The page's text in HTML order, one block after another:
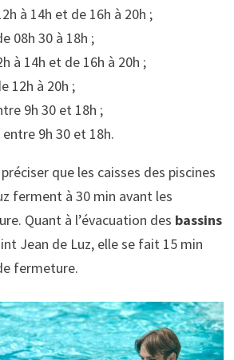
à 14h et de 16h à 20h ;
08h 30 à 18h ;
à 14h et de 16h à 20h ;
12h à 20h ;
9h 30 et 18h ;
9h 30 et 18h.
que les caisses des piscines
ferment à 30 min avant les
Quant à l’évacuation des bassins
Jean de Luz, elle se fait 15 min
fermeture.